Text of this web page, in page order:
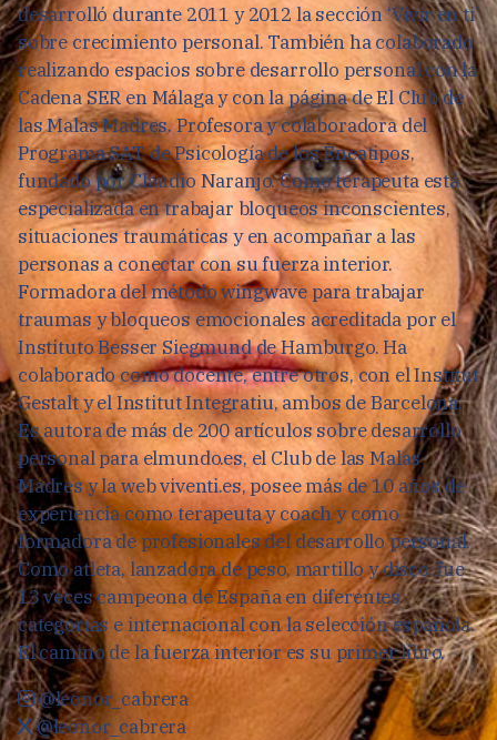
desarrolló durante 2011 y 2012 la sección ‘Vivir en ti’
sobre crecimiento personal. También ha colaborado
realizando espacios sobre desarrollo personal con la
Cadena SER en Málaga y con la página de El Club de
las Malas Madres. Profesora y colaboradora del
Programa SAT de Psicología de los Eneatipos,
fundado por Claudio Naranjo. Como terapeuta está
especializada en trabajar bloqueos inconscientes,
situaciones traumáticas y en acompañar a las
personas a conectar con su fuerza interior.
Formadora del método wingwave para trabajar
traumas y bloqueos emocionales acreditada por el
Instituto Besser Siegmund de Hamburgo. Ha
colaborado como docente, entre otros, con el Institut
Gestalt y el Institut Integratiu, ambos de Barcelona.
Es autora de más de 200 artículos sobre desarrollo
personal para elmundo.es, el Club de las Malas
Madres y la web viventi.es, posee más de 10 años de
experiencia como terapeuta y coach y como
formadora de profesionales del desarrollo personal.
Como atleta, lanzadora de peso, martillo y disco, fue
13 veces campeona de España en diferentes
categorías e internacional con la selección española.
El camino de la fuerza interior es su primer libro.
@leonor_cabrera
@leonor_cabrera